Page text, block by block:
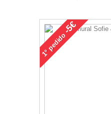
1°
pedido
-5€